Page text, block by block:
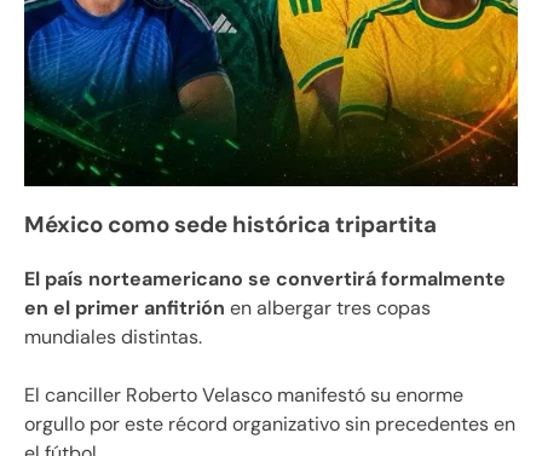
México como sede histórica tripartita
El país norteamericano se convertirá formalmente
en el primer anfitrión en albergar tres copas
mundiales distintas.
El canciller Roberto Velasco manifestó su enorme
orgullo por este récord organizativo sin precedentes en